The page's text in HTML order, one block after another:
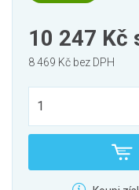
10 247 Kč
8 469 Kč bez DPH